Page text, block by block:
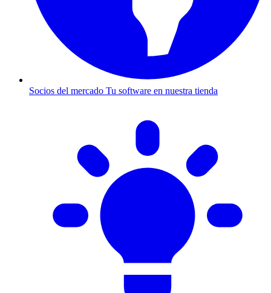
Socios del mercado Tu software en nuestra tienda